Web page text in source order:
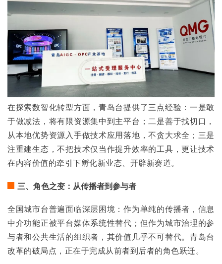
在探索数智化转型方面，青岛台提供了三点经验：一是敢
于做减法，将有限资源集中到主平台；二是善于找切口，
从本地优势资源入手做技术应用落地，不贪大求全；三是
注重建生态，不把技术仅当作提升效率的工具，更让技术
在内容价值的牵引下孵化新业态、开辟新赛道。
三、角色之变：从传播者到参与者
全国城市台普遍面临深层困境：作为单纯的传播者，信息
中介功能正被平台媒体系统性替代；但作为城市治理的参
与者和公共生活的组织者，其价值几乎不可替代。青岛台
改革的破局点，正在于完成从前者到后者的角色跃迁。